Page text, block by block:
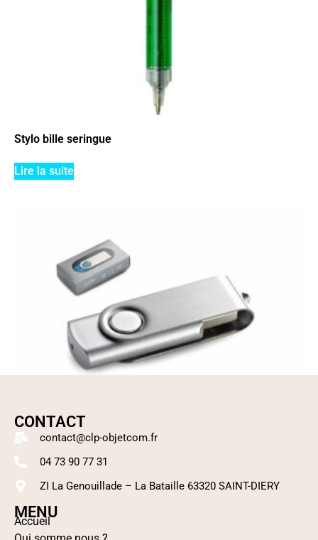
Stylo bille seringue
Lire la suite
Clé USB
MENU
Accueil
CONTACT
contact@clp-objetcom.fr
04 73 90 77 31
ZI La Genouillade – La Bataille 63320 SAINT-DIERY